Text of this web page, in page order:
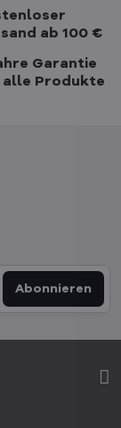
ab 100 €
Garantie
alle Produkte
Abonnieren